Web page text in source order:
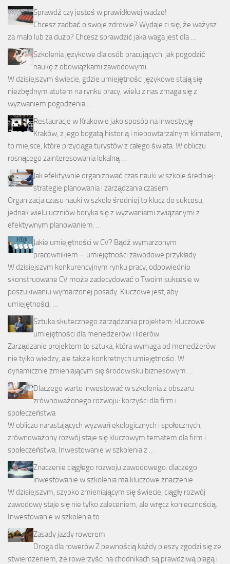
Sprawdź czy jesteś w prawidłowej wadze!
Chcesz zadbać o swoje zdrowie? Wydaje ci się, że ważysz
za mało lub za dużo? Chcesz sprawdzić jaka waga jest dla …
Szkolenia językowe dla osób pracujących: jak pogodzić
naukę z obowiązkami zawodowymi
W dzisiejszym świecie, gdzie umiejętności językowe stają się
niezbędnym atutem na rynku pracy, wielu z nas zmaga się z
wyzwaniem pogodzenia …
Restauracje w Krakowie jako sposób na inwestycję
Kraków, z jego bogatą historią i niepowtarzalnym klimatem,
to miejsce, które przyciąga turystów z całego świata. W obliczu
rosnącego zainteresowania lokalną …
Jak efektywnie organizować czas nauki w szkole średniej:
strategie planowania i zarządzania czasem
Organizacja czasu nauki w szkole średniej to klucz do sukcesu,
jednak wielu uczniów boryka się z wyzwaniami związanymi z
efektywnym planowaniem. …
Jakie umiejętności w CV? Bądź wymarzonym
pracownikiem – umiejętności zawodowe przykłady
W dzisiejszym konkurencyjnym rynku pracy, odpowiednio
skonstruowane CV może zadecydować o Twoim sukcesie w
poszukiwaniu wymarzonej posady. Kluczowe jest, aby
umiejętności, …
Sztuka skutecznego zarządzania projektem: kluczowe
umiejętności dla menedżerów i liderów
Zarządzanie projektem to sztuka, która wymaga od menedżerów
nie tylko wiedzy, ale także konkretnych umiejętności. W
dynamicznie zmieniającym się środowisku biznesowym …
Dlaczego warto inwestować w szkolenia z obszaru
zrównoważonego rozwoju: korzyści dla firm i
społeczeństwa
W obliczu narastających wyzwań ekologicznych i społecznych,
zrównoważony rozwój staje się kluczowym tematem dla firm i
społeczeństwa. Inwestowanie w szkolenia z …
Znaczenie ciągłego rozwoju zawodowego: dlaczego
inwestowanie w szkolenia ma kluczowe znaczenie
W dzisiejszym, szybko zmieniającym się świecie, ciągły rozwój
zawodowy staje się nie tylko zaleceniem, ale wręcz koniecznością.
Inwestowanie w szkolenia to …
Zasady jazdy rowerem
Droga dla rowerów Z pewnością każdy pieszy zgodzi się ze
stwierdzeniem, że rowerzyści na chodnikach są prawdziwą plagą i